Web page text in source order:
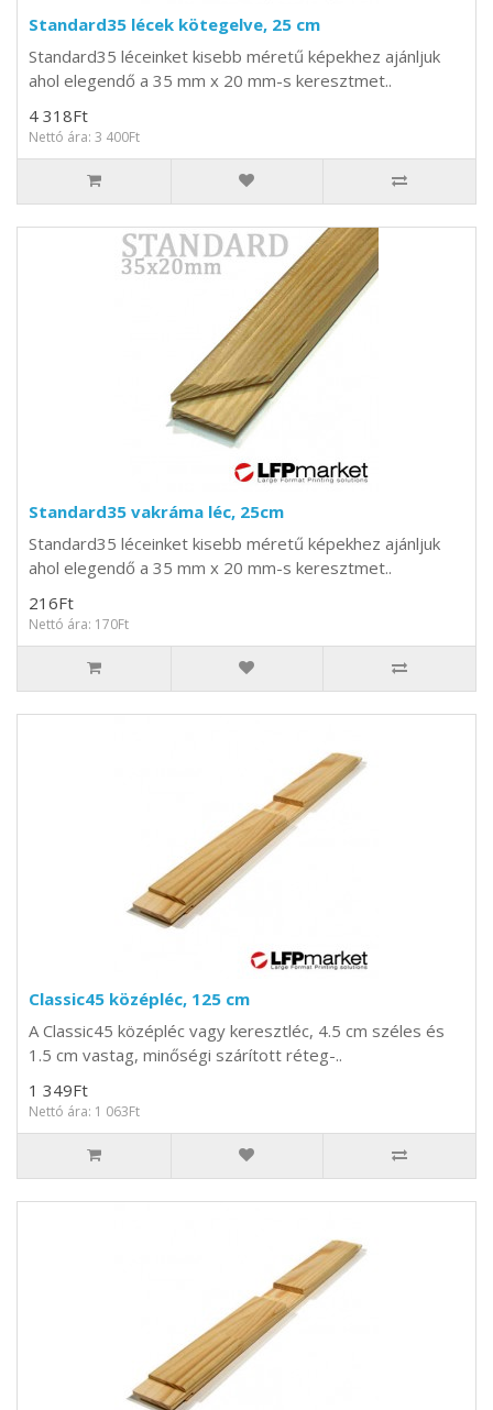
Standard35 lécek kötegelve, 25 cm
Standard35 léceinket kisebb méretű képekhez ajánljuk
ahol elegendő a 35 mm x 20 mm-s keresztmet..
4 318Ft
Nettó ára: 3 400Ft
Standard35 vakráma léc, 25cm
Standard35 léceinket kisebb méretű képekhez ajánljuk
ahol elegendő a 35 mm x 20 mm-s keresztmet..
216Ft
Nettó ára: 170Ft
Classic45 középléc, 125 cm
A Classic45 középléc vagy keresztléc, 4.5 cm széles és
1.5 cm vastag, minőségi szárított réteg-..
1 349Ft
Nettó ára: 1 063Ft